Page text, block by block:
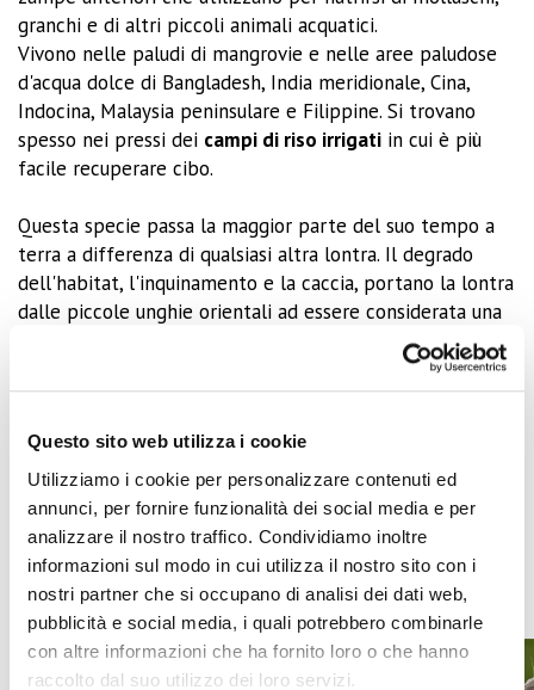
Questo sito web utilizza i cookie
Utilizziamo i cookie per personalizzare contenuti ed
annunci, per fornire funzionalità dei social media e per
analizzare il nostro traffico. Condividiamo inoltre
informazioni sul modo in cui utilizza il nostro sito con i
nostri partner che si occupano di analisi dei dati web,
pubblicità e social media, i quali potrebbero combinarle
con altre informazioni che ha fornito loro o che hanno
raccolto dal suo utilizzo dei loro servizi.
granchi e di altri piccoli animali acquatici.
Vivono nelle paludi di mangrovie e nelle aree paludose
d'acqua dolce di Bangladesh, India meridionale, Cina,
Indocina, Malaysia peninsulare e Filippine. Si trovano
spesso nei pressi dei campi di riso irrigati in cui è più
facile recuperare cibo.
Questa specie passa la maggior parte del suo tempo a
terra a differenza di qualsiasi altra lontra. Il degrado
dell'habitat, l'inquinamento e la caccia, portano la lontra
dalle piccole unghie orientali ad essere considerata una
specie 'vulnerabile' e fa parte dalla Red List (lista rossa)
All'Acquario i visitatori potranno conosceretre